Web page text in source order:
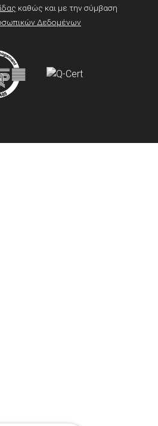
καθώς και με την σύμβαση
Δεδομένων